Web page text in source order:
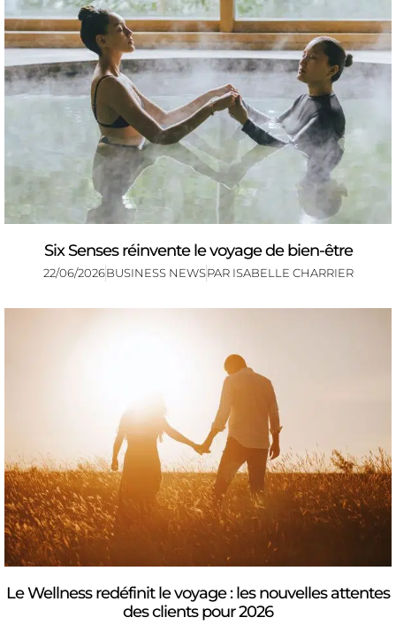
Six Senses réinvente le voyage de bien-être
22/06/2026BUSINESS NEWSPAR ISABELLE CHARRIER
Le Wellness redéfinit le voyage : les nouvelles attentes
des clients pour 2026